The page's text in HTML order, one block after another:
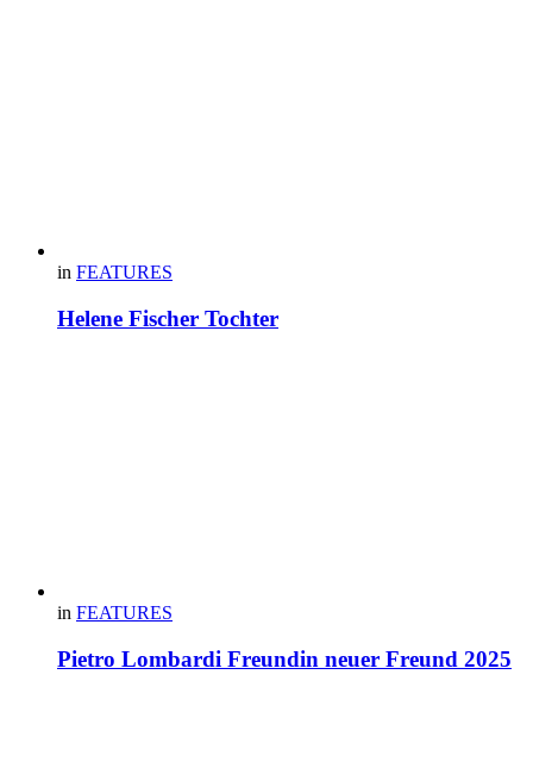
in FEATURES
Helene Fischer Tochter
in FEATURES
Pietro Lombardi Freundin neuer Freund 2025